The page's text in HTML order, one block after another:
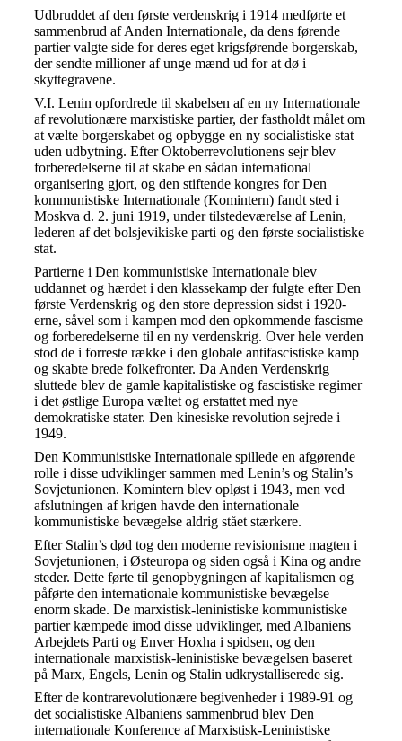
Udbruddet af den første verdenskrig i 1914 medførte et
sammenbrud af Anden Internationale, da dens førende
partier valgte side for deres eget krigsførende borgerskab,
der sendte millioner af unge mænd ud for at dø i
skyttegravene.
V.I. Lenin opfordrede til skabelsen af en ny Internationale
af revolutionære marxistiske partier, der fastholdt målet om
at vælte borgerskabet og opbygge en ny socialistiske stat
uden udbytning. Efter Oktoberrevolutionens sejr blev
forberedelserne til at skabe en sådan international
organisering gjort, og den stiftende kongres for Den
kommunistiske Internationale (Komintern) fandt sted i
Moskva d. 2. juni 1919, under tilstedeværelse af Lenin,
lederen af det bolsjevikiske parti og den første socialistiske
stat.
Partierne i Den kommunistiske Internationale blev
uddannet og hærdet i den klassekamp der fulgte efter Den
første Verdenskrig og den store depression sidst i 1920-
erne, såvel som i kampen mod den opkommende fascisme
og forberedelserne til en ny verdenskrig. Over hele verden
stod de i forreste række i den globale antifascistiske kamp
og skabte brede folkefronter. Da Anden Verdenskrig
sluttede blev de gamle kapitalistiske og fascistiske regimer
i det østlige Europa væltet og erstattet med nye
demokratiske stater. Den kinesiske revolution sejrede i
1949.
Den Kommunistiske Internationale spillede en afgørende
rolle i disse udviklinger sammen med Lenin’s og Stalin’s
Sovjetunionen. Komintern blev opløst i 1943, men ved
afslutningen af krigen havde den internationale
kommunistiske bevægelse aldrig stået stærkere.
Efter Stalin’s død tog den moderne revisionisme magten i
Sovjetunionen, i Østeuropa og siden også i Kina og andre
steder. Dette førte til genopbygningen af kapitalismen og
påførte den internationale kommunistiske bevægelse
enorm skade. De marxistisk-leninistiske kommunistiske
partier kæmpede imod disse udviklinger, med Albaniens
Arbejdets Parti og Enver Hoxha i spidsen, og den
internationale marxistisk-leninistiske bevægelsen baseret
på Marx, Engels, Lenin og Stalin udkrystalliserede sig.
Efter de kontrarevolutionære begivenheder i 1989-91 og
det socialistiske Albaniens sammenbrud blev Den
internationale Konference af Marxistisk-Leninistiske